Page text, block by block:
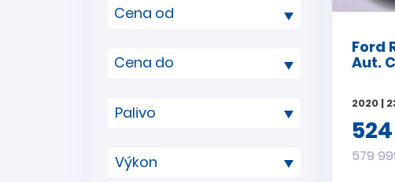
Cena od
Cena do
Ford
Aut.
2020 |
579